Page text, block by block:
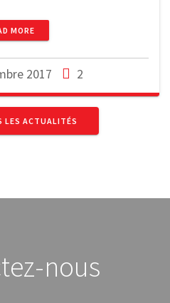
MORE
2017 2
LES ACTUALITÉS
nous